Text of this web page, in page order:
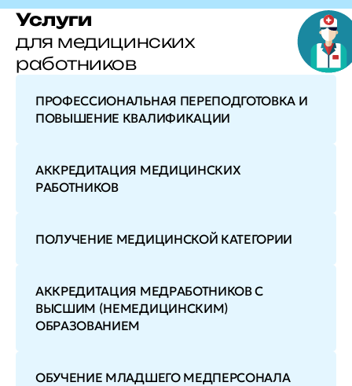
Услуги
для медицинских
работников
ПРОФЕССИОНАЛЬНАЯ ПЕРЕПОДГОТОВКА И
ПОВЫШЕНИЕ КВАЛИФИКАЦИИ
АККРЕДИТАЦИЯ МЕДИЦИНСКИХ
РАБОТНИКОВ
ПОЛУЧЕНИЕ МЕДИЦИНСКОЙ КАТЕГОРИИ
АККРЕДИТАЦИЯ МЕДРАБОТНИКОВ С
ВЫСШИМ (НЕМЕДИЦИНСКИМ)
ОБРАЗОВАНИЕМ
ОБУЧЕНИЕ МЛАДШЕГО МЕДПЕРСОНАЛА